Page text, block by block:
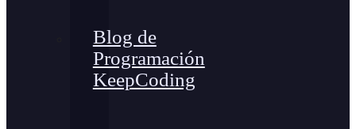
Blog de
Programación
KeepCoding